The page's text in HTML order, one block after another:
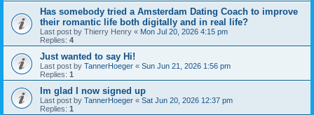
Has somebody tried a Amsterdam Dating Coach to improve
their romantic life both digitally and in real life?
Last post by Thierry Henry « Mon Jul 20, 2026 4:15 pm
Replies: 4
Just wanted to say Hi!
Last post by TannerHoeger « Sun Jun 21, 2026 1:56 pm
Replies: 1
Im glad I now signed up
Last post by TannerHoeger « Sat Jun 20, 2026 12:37 pm
Replies: 1